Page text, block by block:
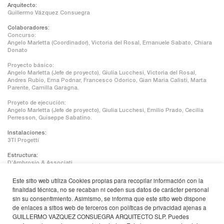
Arquitecto:
Guillermo Vázquez Consuegra
Colaboradores:
Concurso:
Angelo Marletta (Coordinador), Victoria del Rosal, Emanuele Sabato, Chiara
Donato
Proyecto básico:
Angelo Marletta (Jefe de proyecto), Giulia Lucchesi, Victoria del Rosal,
Andres Rubio, Ema Podnar, Francesco Odorico, Gian Maria Calisti, Marta
Parente, Camilla Garagna.
Proyeto de ejecución:
Angelo Marletta (Jefe de proyecto), Giulia Lucchesi, Emilio Prado, Cecilia
Perresson, Guiseppe Sabatino.
Instalaciones:
3TI Progetti
Estructura:
D’Ambrosio & Associati
Geología:
Pietro Arvizzino
Superficie:
Edificio: 2208 m²
Patio y terrazas: 784 m²
Este sitio web utiliza Cookies propias para recopilar información con la
finalidad técnica, no se recaban ni ceden sus datos de carácter personal
sin su consentimiento. Asimismo, se informa que este sitio web dispone
de enlaces a sitios web de terceros con políticas de privacidad ajenas a
GUILLERMO VAZQUEZ CONSUEGRA ARQUITECTO SLP. Puedes